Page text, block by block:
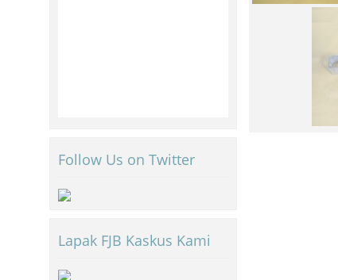
Follow Us on Twitter
Lapak FJB Kaskus Kami